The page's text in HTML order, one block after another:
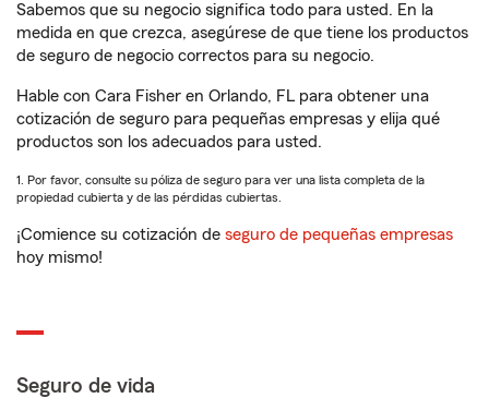
Sabemos que su negocio significa todo para usted. En la
medida en que crezca, asegúrese de que tiene los productos
de seguro de negocio correctos para su negocio.
Hable con Cara Fisher en Orlando, FL para obtener una
cotización de seguro para pequeñas empresas y elija qué
productos son los adecuados para usted.
1. Por favor, consulte su póliza de seguro para ver una lista completa de la
propiedad cubierta y de las pérdidas cubiertas.
¡Comience su cotización de seguro de pequeñas empresas
hoy mismo!
Seguro de vida